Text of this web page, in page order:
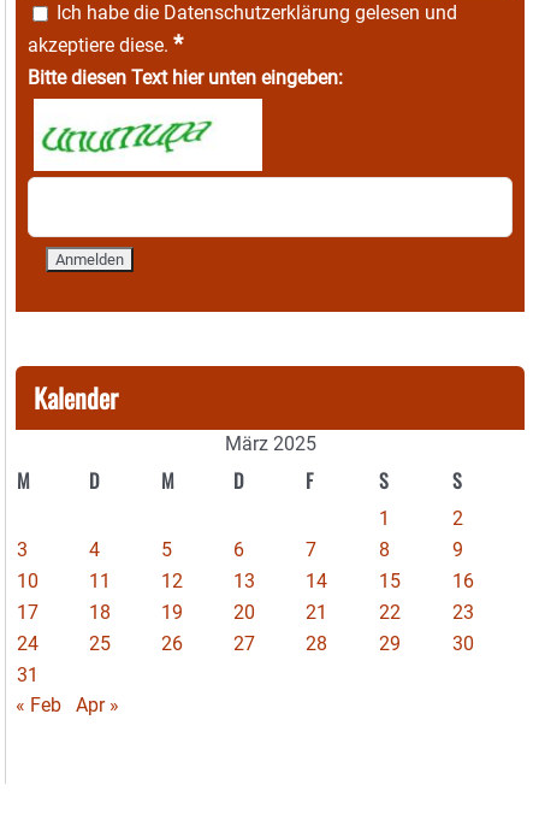
Ich habe die Datenschutzerklärung gelesen und
akzeptiere diese. *
Bitte diesen Text hier unten eingeben:
Kalender
März 2025
M D M D F S S
1
2
3
4 5 6 7 8
9
10
11 12 13 14 15
16
17
18 19 20 21 22
23
24
25 26 27 28 29
30
31
« Feb
Apr »